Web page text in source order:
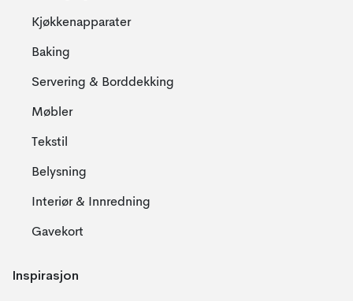
Kjøkkenapparater
Baking
Servering & Borddekking
Møbler
Tekstil
Belysning
Interiør & Innredning
Gavekort
Inspirasjon